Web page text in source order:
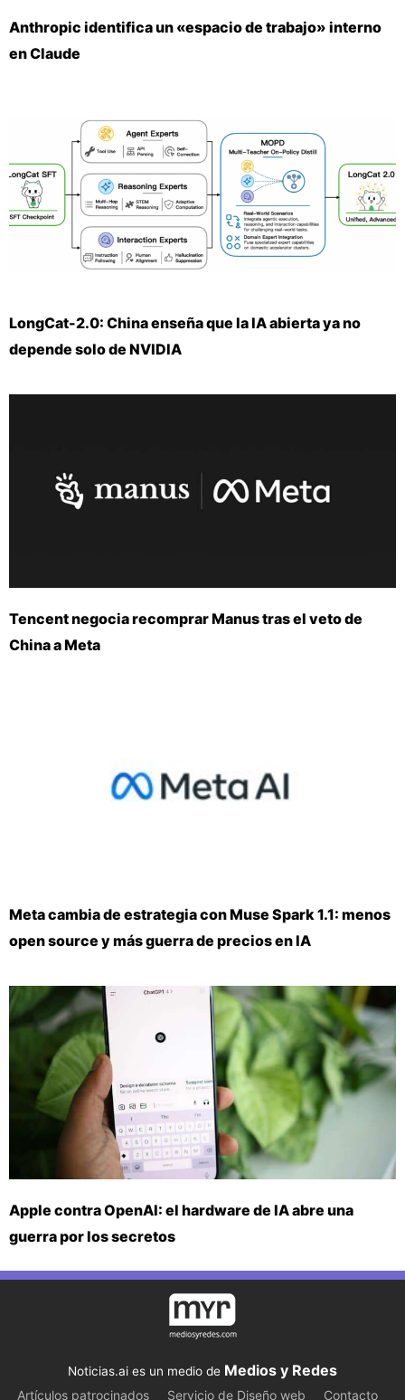
Anthropic identifica un «espacio de trabajo» interno
en Claude
LongCat-2.0: China enseña que la IA abierta ya no
depende solo de NVIDIA
Tencent negocia recomprar Manus tras el veto de
China a Meta
Meta cambia de estrategia con Muse Spark 1.1: menos
open source y más guerra de precios en IA
Apple contra OpenAI: el hardware de IA abre una
guerra por los secretos
Noticias.ai es un medio de Medios y Redes
Artículos patrocinados Servicio de Diseño web Contacto